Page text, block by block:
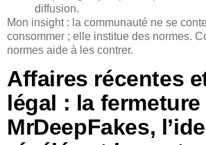
diffusion.
Mon insight : la communauté ne se
consommer ; elle institue des normes.
normes aide à les contrer.
Affaires récentes
légal : la fermeture
MrDeepFakes,